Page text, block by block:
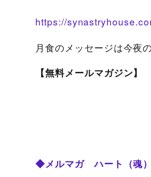
https://
月食のメッセージは今夜
【無料メールマガジン】
◆メルマガ ハート（魂